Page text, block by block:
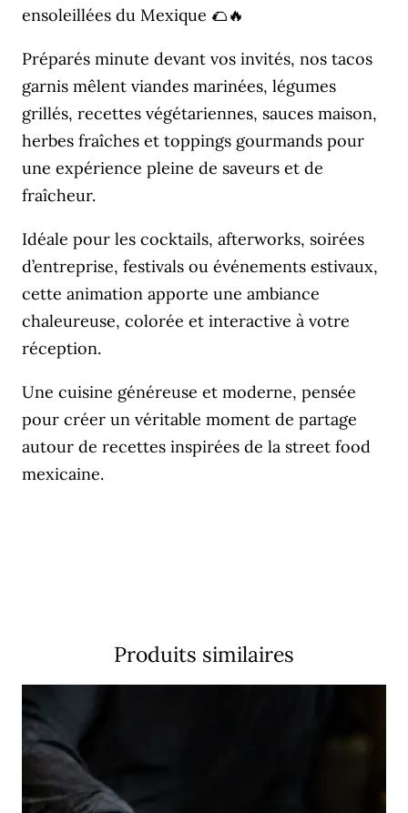
ensoleillées du Mexique 🌮🔥
Préparés minute devant vos invités, nos tacos
garnis mêlent viandes marinées, légumes
grillés, recettes végétariennes, sauces maison,
herbes fraîches et toppings gourmands pour
une expérience pleine de saveurs et de
fraîcheur.
Idéale pour les cocktails, afterworks, soirées
d’entreprise, festivals ou événements estivaux,
cette animation apporte une ambiance
chaleureuse, colorée et interactive à votre
réception.
Une cuisine généreuse et moderne, pensée
pour créer un véritable moment de partage
autour de recettes inspirées de la street food
mexicaine.
Produits similaires